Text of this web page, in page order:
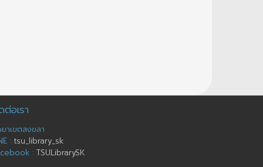
อเรา
าเขตสงขลา
: tsu_library_sk
: TSULibrarySK